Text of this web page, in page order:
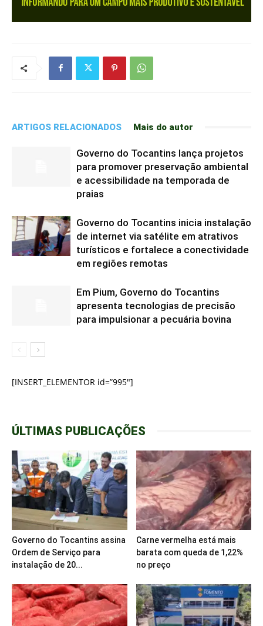
ARTIGOS RELACIONADOS Mais do autor
Governo do Tocantins lança projetos
para promover preservação ambiental
e acessibilidade na temporada de
praias
Governo do Tocantins inicia instalação
de internet via satélite em atrativos
turísticos e fortalece a conectividade
em regiões remotas
Em Pium, Governo do Tocantins
apresenta tecnologias de precisão
para impulsionar a pecuária bovina
[INSERT_ELEMENTOR id=”995″]
ÚLTIMAS PUBLICAÇÕES
Governo do Tocantins assina
Ordem de Serviço para
instalação de 20...
Carne vermelha está mais
barata com queda de 1,22%
no preço